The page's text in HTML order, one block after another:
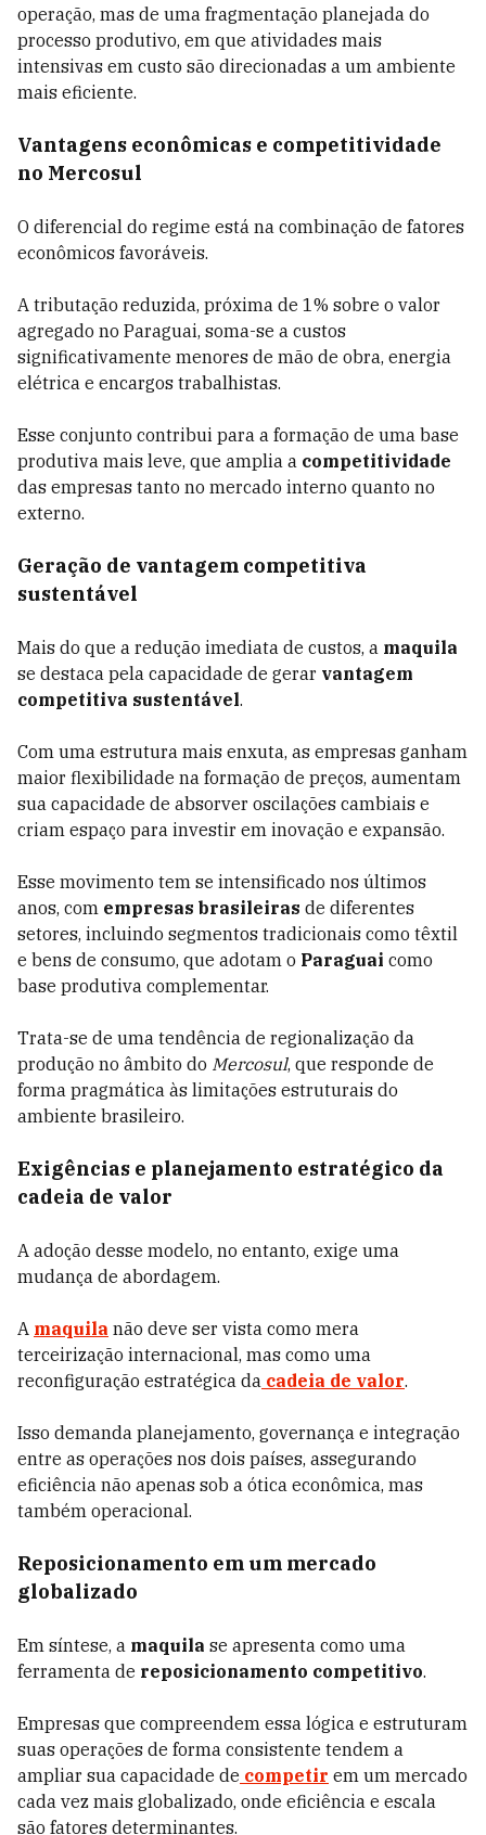
operação, mas de uma fragmentação planejada do
processo produtivo, em que atividades mais
intensivas em custo são direcionadas a um ambiente
mais eficiente.
Vantagens econômicas e competitividade
no Mercosul
O diferencial do regime está na combinação de fatores
econômicos favoráveis.
A tributação reduzida, próxima de 1% sobre o valor
agregado no Paraguai, soma-se a custos
significativamente menores de mão de obra, energia
elétrica e encargos trabalhistas.
Esse conjunto contribui para a formação de uma base
produtiva mais leve, que amplia a competitividade
das empresas tanto no mercado interno quanto no
externo.
Geração de vantagem competitiva
sustentável
Mais do que a redução imediata de custos, a maquila
se destaca pela capacidade de gerar vantagem
competitiva sustentável.
Com uma estrutura mais enxuta, as empresas ganham
maior flexibilidade na formação de preços, aumentam
sua capacidade de absorver oscilações cambiais e
criam espaço para investir em inovação e expansão.
Esse movimento tem se intensificado nos últimos
anos, com empresas brasileiras de diferentes
setores, incluindo segmentos tradicionais como têxtil
e bens de consumo, que adotam o Paraguai como
base produtiva complementar.
Trata-se de uma tendência de regionalização da
produção no âmbito do Mercosul, que responde de
forma pragmática às limitações estruturais do
ambiente brasileiro.
Exigências e planejamento estratégico da
cadeia de valor
A adoção desse modelo, no entanto, exige uma
mudança de abordagem.
A maquila não deve ser vista como mera
terceirização internacional, mas como uma
reconfiguração estratégica da cadeia de valor.
Isso demanda planejamento, governança e integração
entre as operações nos dois países, assegurando
eficiência não apenas sob a ótica econômica, mas
também operacional.
Reposicionamento em um mercado
globalizado
Em síntese, a maquila se apresenta como uma
ferramenta de reposicionamento competitivo.
Empresas que compreendem essa lógica e estruturam
suas operações de forma consistente tendem a
ampliar sua capacidade de competir em um mercado
cada vez mais globalizado, onde eficiência e escala
são fatores determinantes.